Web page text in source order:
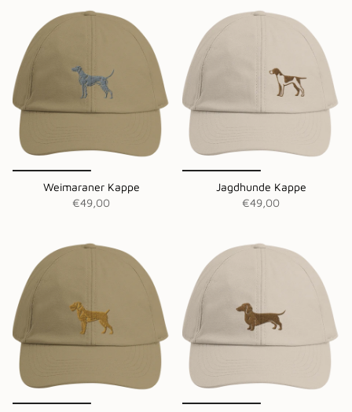
Weimaraner Kappe
€49,00
Jagdhunde Kappe
€49,00